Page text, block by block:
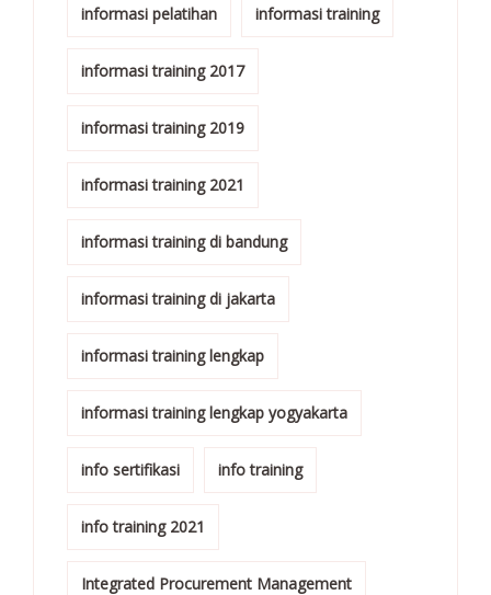
informasi pelatihan informasi training
informasi training 2017
informasi training 2019
informasi training 2021
informasi training di bandung
informasi training di jakarta
informasi training lengkap
informasi training lengkap yogyakarta
info sertifikasi info training
info training 2021
Integrated Procurement Management